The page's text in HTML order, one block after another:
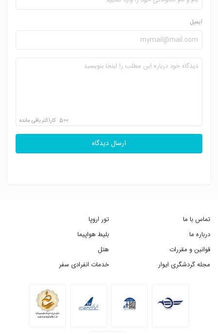
ایمیل
500 کاراکتر باقی مانده
ارسال دیدگاه
تماس با ما
درباره ما
قوانین و مقررات
مجله گردشگری ایوار
تور اروپا
بلیط هواپیما
هتل
خدمات انفرادی سفر